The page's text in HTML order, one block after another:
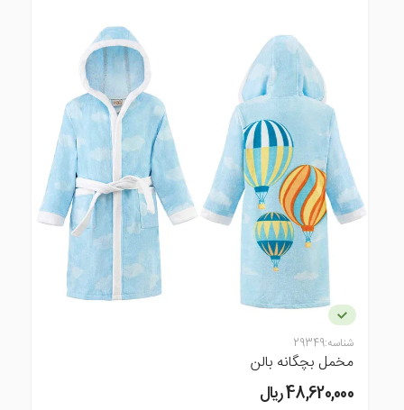
شناسه:29349
مخمل بچگانه بالن
48,620,000 ريال